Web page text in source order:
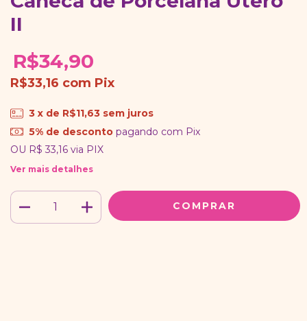
II
R$34,90
R$33,16 com Pix
3 x de R$11,63 sem juros
5% de descontopagando com Pix
OU R$ 33,16 via PIX
Ver mais detalhes